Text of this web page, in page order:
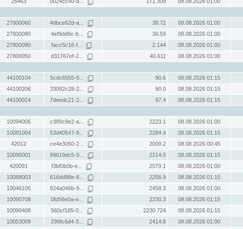
27800060 4dbce62d-a... 38.72
08.08.2026 01:00
27800080 4ef9dd9c-b... 36.59
08.08.2026 01:00
27800090 facc5c16-f... 2.144
08.08.2026 01:00
27800050 d31767ef-2... 40.611
08.08.2026 01:00
44100104 5cdc6555-8... 90.6
08.08.2026 01:15
44100206 33092c28-2... 90.0
08.08.2026 01:15
44100024 7deedc21-2... 97.4
08.08.2026 01:15
10094006 c389c9e2-a... 2223.1
08.08.2026 01:00
10081004 53d40547-8... 2284.4
08.08.2026 01:15
42012 ce4e3050-2... 2009.2
08.08.2026 00:45
10096001 99619dc5-9... 2214.5
08.08.2026 01:15
420091 f3bf0b0b-e... 2079.1
08.08.2026 01:00
10088003 616dd98e-8... 2256.9
08.08.2026 01:15
10046105 824a046b-9... 2458.3
08.08.2026 01:00
10090708 0fd56e0a-e... 2230.3
08.08.2026 01:15
10090408 560cf185-0... 2230.724
08.08.2026 01:15
10053009 296fc6d4-3... 2414.8
08.08.2026 01:00